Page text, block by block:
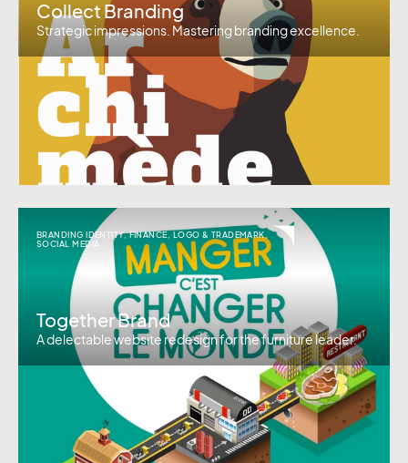
Collect Branding
Strategic impressions. Mastering branding excellence.
BRANDING IDENTITY,FINANCE, LOGO & TRADEMARK,
SOCIAL MEDIA
Together Brand
A delectable website redesign for the furniture leader.